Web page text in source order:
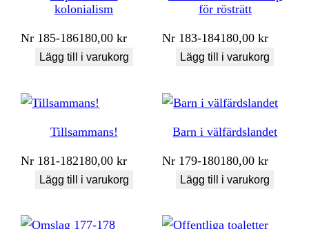
kolonialism
Nr 185-186180,00kr
Lägg till i varukorg
för rösträtt
Nr 183-184180,00kr
Lägg till i varukorg
Tillsammans!
Nr 181-182180,00kr
Lägg till i varukorg
Barn i välfärdslandet
Nr 179-180180,00kr
Lägg till i varukorg